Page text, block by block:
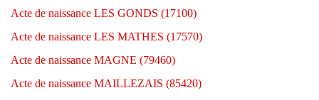
Acte de naissance LES GONDS (17100)
Acte de naissance LES MATHES (17570)
Acte de naissance MAGNE (79460)
Acte de naissance MAILLEZAIS (85420)